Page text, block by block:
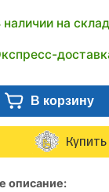
наличии на
В корзину
описание: